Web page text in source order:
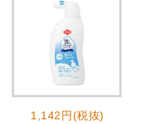
1,142円(税抜)